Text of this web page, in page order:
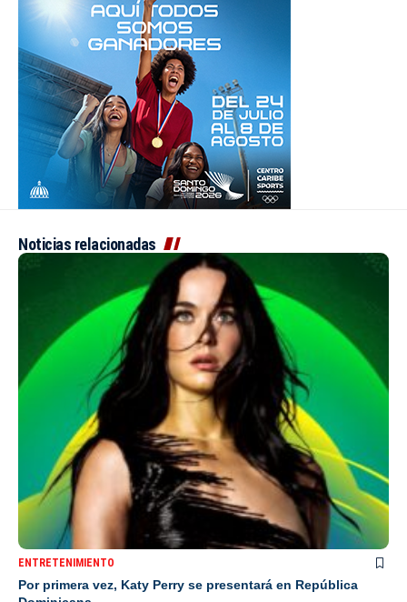
Noticias relacionadas
ENTRETENIMIENTO
Por primera vez, Katy Perry se presentará en República